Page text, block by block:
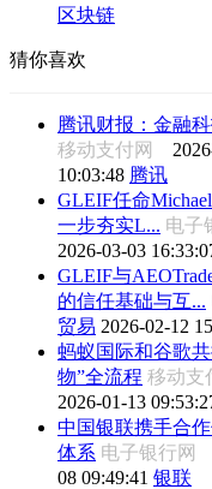
区块链
猜你喜欢
腾讯财报：金融
移动支付网
10:03:48 腾讯
GLEIF任命
一步夯实L... 电子
2026-03-03
GLEIF与
的信任基础与互...
贸易 2026-02-12
蚂蚁国际和谷歌
物”全流程 移动
2026-01-13
中国银联携手合
体系 电子银行网
08 09:49:41 银联